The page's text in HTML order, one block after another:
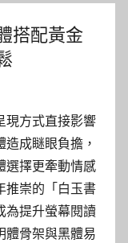
搭配黃金
現方式直接影響
成瞇眼負擔，
選擇更牽動情感
推崇的「白玉書
為提升螢幕閱讀
體骨架與黑體易